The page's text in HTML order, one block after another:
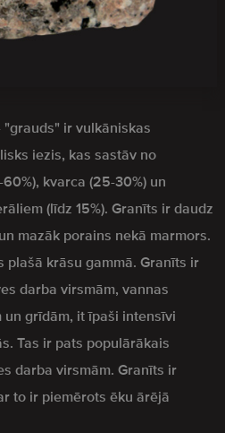
"grauds" ir vulkāniskas
iezis, kas sastāv no
kvarca (25-30%) un
(līdz 15%). Granīts ir daudz
mazāk porains nekā marmors.
plašā krāsu gammā. Granīts ir
darba virsmām, vannas
un grīdām, it īpaši intensīvi
Tas ir pats populārākais
darba virsmām. Granīts ir
to ir piemērots ēku ārējā